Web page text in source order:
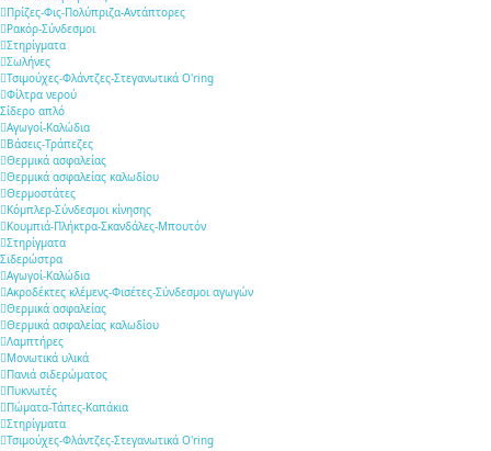
Πρίζες-Φις-Πολύπριζα-Αντάπτορες
Ρακόρ-Σύνδεσμοι
Στηρίγματα
Σωλήνες
Τσιμούχες-Φλάντζες-Στεγανωτικά O'ring
Φίλτρα νερού
Σίδερο απλό
Αγωγοί-Καλώδια
Βάσεις-Τράπεζες
Θερμικά ασφαλείας
Θερμικά ασφαλείας καλωδίου
Θερμοστάτες
Κόμπλερ-Σύνδεσμοι κίνησης
Κουμπιά-Πλήκτρα-Σκανδάλες-Μπουτόν
Στηρίγματα
Σιδερώστρα
Αγωγοί-Καλώδια
Ακροδέκτες κλέμενς-Φισέτες-Σύνδεσμοι αγωγών
Θερμικά ασφαλείας
Θερμικά ασφαλείας καλωδίου
Λαμπτήρες
Μονωτικά υλικά
Πανιά σιδερώματος
Πυκνωτές
Πώματα-Τάπες-Καπάκια
Στηρίγματα
Τσιμούχες-Φλάντζες-Στεγανωτικά O'ring